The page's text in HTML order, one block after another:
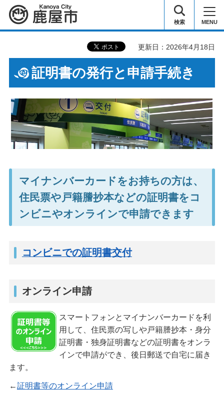
鹿屋市 検索 MENU
更新日：2026年4月18日
証明書の発行と申請手続き
マイナンバーカードをお持ちの方は、
住民票や戸籍謄抄本などの証明書をコ
ンビニやオンラインで申請できます
コンビニでの証明書交付
オンライン申請
スマートフォンとマイナンバーカードを利
用して、住民票の写しや戸籍謄抄本・身分
証明書・独身証明書などの証明書をオンラ
インで申請ができ、後日郵送で自宅に届き
ます。
←証明書等のオンライン申請